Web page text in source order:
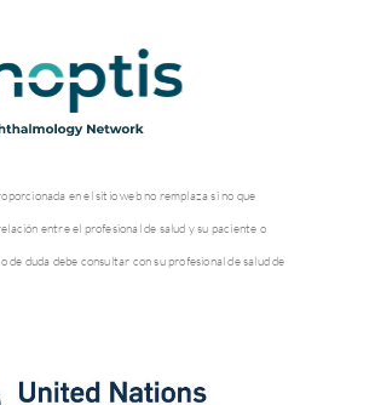
en el sitio web no remplaza si no que
entre el profesional de salud y su paciente o
de duda debe consultar con su profesional de salud de